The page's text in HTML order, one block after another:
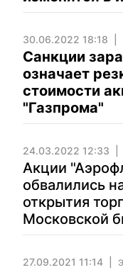
30.06.2022 18:18
Санкции
означает
стоимости
"Газпрома"
24.03.2022 12:33
Акции
обвалились
открытия
Московской
27.09.2021 11:14